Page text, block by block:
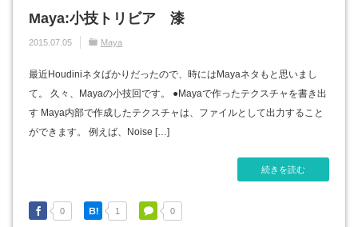
Maya:小技トリビア 漆
2015.07.05 Maya
最近Houdiniネタばかりだったので、時にはMayaネタもと思いまし
て。 久々、Mayaの小技回です。 ●Mayaで作ったテクスチャを書き出
す Maya内部で作成したテクスチャは、ファイルとして出力すること
ができます。 例えば、Noise […]
続きを読む
0 1 0